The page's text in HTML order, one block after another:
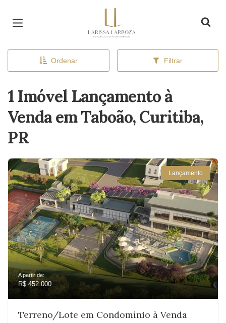
Ordenar Filtrar
1 Imóvel Lançamento à
Venda em Taboão, Curitiba,
PR
Lançamento
A partir de:
R$ 452.000
Terreno/Lote em Condomínio à Venda